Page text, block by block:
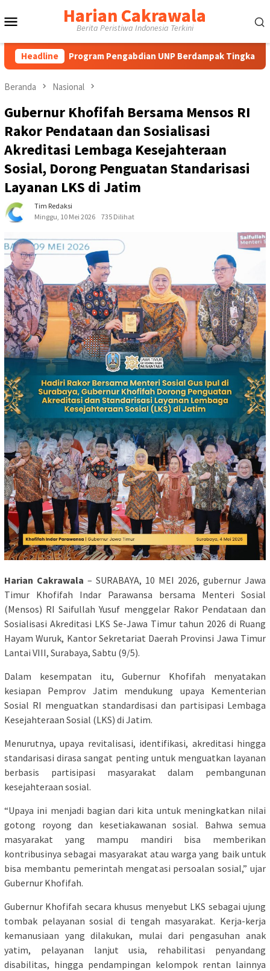
ke
Harian Cakrawala
Berita Peristiwa Indonesia Terkini
Headline
Program Pengabdian UNP Berdampak Tingkatkan Kompetensi
Beranda Nasional
Gubernur Khofifah Bersama Mensos RI
Rakor Pendataan dan Sosialisasi
Akreditasi Lembaga Kesejahteraan
Sosial, Dorong Penguatan Standarisasi
Layanan LKS di Jatim
Tim Redaksi
Minggu, 10 Mei 2026
735 Dilihat
Harian Cakrawala – SURABAYA, 10 MEI 2026, gubernur Jawa
Timur Khofifah Indar Parawansa bersama Menteri Sosial
(Mensos) RI Saifullah Yusuf menggelar Rakor Pendataan dan
Sosialisasi Akreditasi LKS Se-Jawa Timur tahun 2026 di Ruang
Hayam Wuruk, Kantor Sekretariat Daerah Provinsi Jawa Timur
Lantai VIII, Surabaya, Sabtu (9/5).
Dalam kesempatan itu, Gubernur Khofifah menyatakan
kesiapan Pemprov Jatim mendukung upaya Kementerian
Sosial RI menguatkan standardisasi dan partisipasi Lembaga
Kesejahteraan Sosial (LKS) di Jatim.
Menurutnya, upaya revitalisasi, identifikasi, akreditasi hingga
standarisasi dirasa sangat penting untuk menguatkan layanan
berbasis partisipasi masyarakat dalam pembangunan
kesejahteraan sosial.
“Upaya ini menjadi bagian dari kita untuk meningkatkan nilai
gotong royong dan kesetiakawanan sosial. Bahwa semua
masyarakat yang mampu mandiri bisa memberikan
kontribusinya sebagai masyarakat atau warga yang baik untuk
bisa membantu pemerintah mengatasi persoalan sosial,” ujar
Gubernur Khofifah.
Gubernur Khofifah secara khusus menyebut LKS sebagai ujung
tombak pelayanan sosial di tengah masyarakat. Kerja-kerja
kemanusiaan yang dilakukan, mulai dari pengasuhan anak
yatim, pelayanan lanjut usia, rehabilitasi penyandang
disabilitas, hingga pendampingan kelompok rentan lainnya